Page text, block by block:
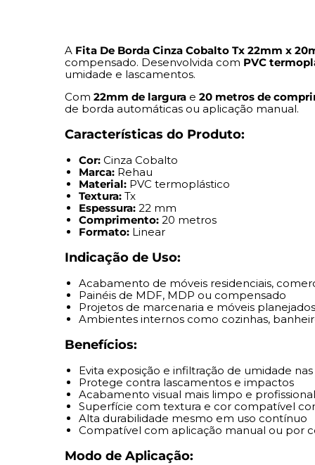
A Fita De Borda Cinza Cobalto Tx 22mm x
compensado. Desenvolvida com PVC
umidade e lascamentos.
Com 22mm de largura e 20 metros de
de borda automáticas ou aplicação manual.
Características do Produto:
Cor: Cinza Cobalto
Marca: Rehau
Material: PVC termoplástico
Textura: Tx
Espessura: 22 mm
Comprimento: 20 metros
Formato: Linear
Indicação de Uso:
Acabamento de móveis residenciais,
Painéis de MDF, MDP ou compensado
Projetos de marcenaria e móveis planejados
Ambientes internos como cozinhas,
Benefícios:
Evita exposição e infiltração de umidade
Protege contra lascamentos e impactos
Acabamento visual mais limpo e profissional
Superfície com textura e cor compatível
Alta durabilidade mesmo em uso contínuo
Compatível com aplicação manual ou por
Modo de Aplicação: